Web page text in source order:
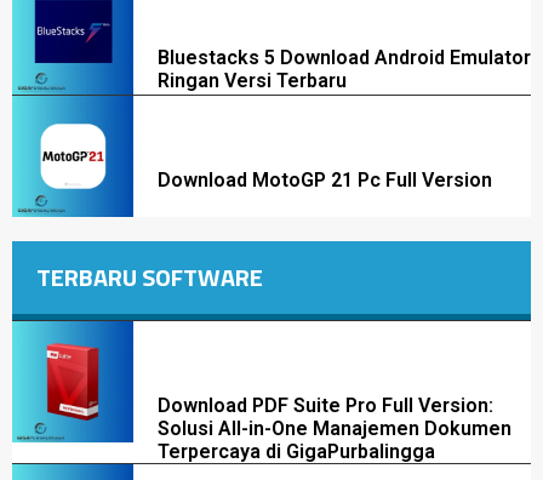
Bluestacks 5 Download Android Emulator
Ringan Versi Terbaru
Download MotoGP 21 Pc Full Version
TERBARU SOFTWARE
Download PDF Suite Pro Full Version:
Solusi All-in-One Manajemen Dokumen
Terpercaya di GigaPurbalingga